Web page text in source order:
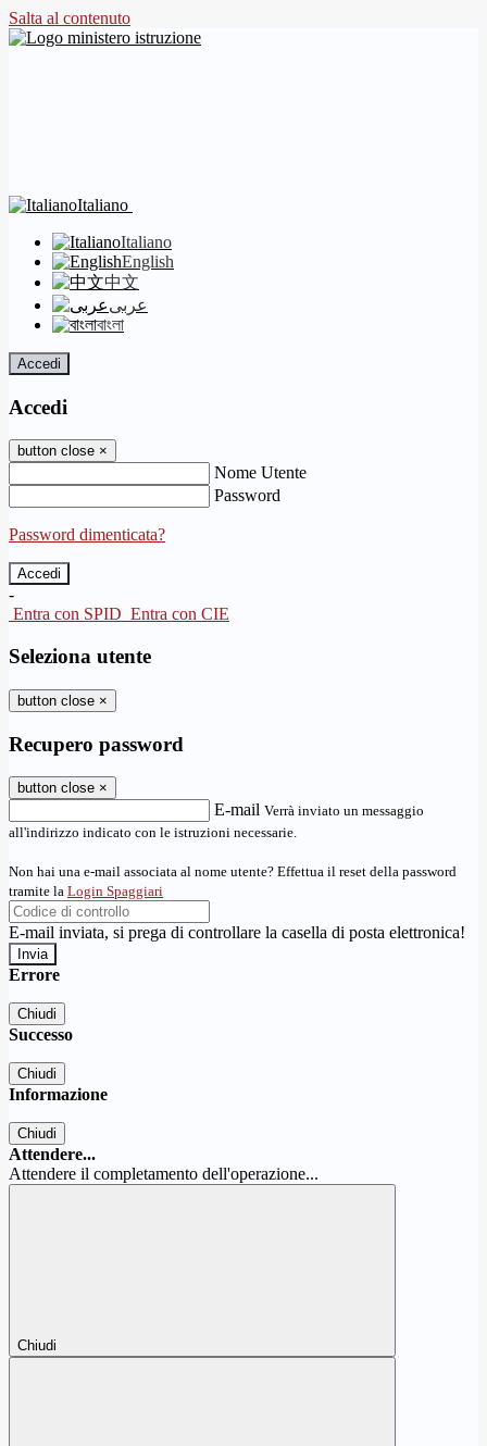
Salta al contenuto
Italiano
Italiano
English
中文
عربى
বাংলা
Accedi
Accedi
button close ×
Nome Utente
Password
Password dimenticata?
-
Entra con SPID Entra con CIE
Seleziona utente
button close ×
Recupero password
button close ×
E-mail Verrà inviato un messaggio
all'indirizzo indicato con le istruzioni necessarie.
Non hai una e-mail associata al nome utente? Effettua il reset della password
tramite la Login Spaggiari
E-mail inviata, si prega di controllare la casella di posta elettronica!
Errore
Chiudi
Successo
Chiudi
Informazione
Chiudi
Attendere...
Attendere il completamento dell'operazione...
Chiudi